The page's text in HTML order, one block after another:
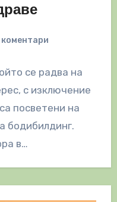
коментари
се радва на
с изключение
посветени на
бодибилдинг.
в…